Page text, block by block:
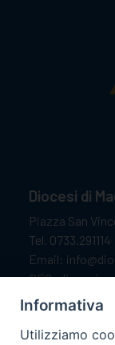
Diocesi di
Piazza San
Tel. 0733.291114
Email:
PEC:
Comunicazioni
Informativa
Utilizziamo